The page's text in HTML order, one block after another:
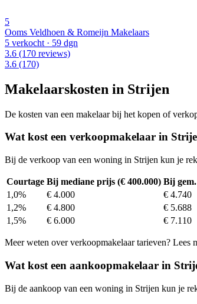
5
Ooms Veldhoen & Romeijn Makelaars
5 verkocht · 59 dgn
3.6 (170 reviews)
3.6 (170)
Makelaarskosten in Strijen
De kosten van een makelaar bij het kopen of
Wat kost een verkoopmakelaar in
Bij de verkoop van een woning in Strijen kun je
Courtage Bij mediane prijs (€ 400.000) Bij
1,0%
€ 4.000
€ 4.740
1,2%
€ 4.800
€ 5.688
1,5%
€ 6.000 € 7.110
Meer weten over verkoopmakelaar tarieven? Lees
Wat kost een aankoopmakelaar in
Bij de aankoop van een woning in Strijen kun je